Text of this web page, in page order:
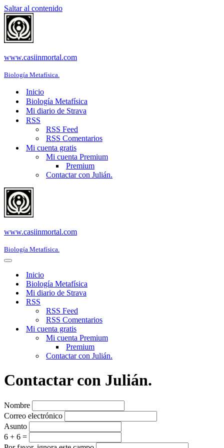
Saltar al contenido
www.casiinmortal.com
Biología Metafísica.
Inicio
Biología Metafísica
Mi diario de Strava
RSS
RSS Feed
RSS Comentarios
Mi cuenta gratis
Mi cuenta Premium
Premium
Contactar con Julián.
www.casiinmortal.com
Biología Metafísica.
Menú
navegación
Inicio
Biología Metafísica
Mi diario de Strava
RSS
RSS Feed
RSS Comentarios
Mi cuenta gratis
Mi cuenta Premium
Premium
Contactar con Julián.
Contactar con Julián.
Nombre
Correo electrónico
Asunto
6 + 6 =